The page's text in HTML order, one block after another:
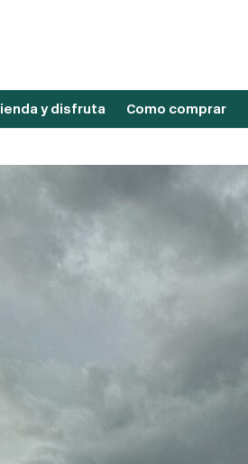
y disfruta Como comprar